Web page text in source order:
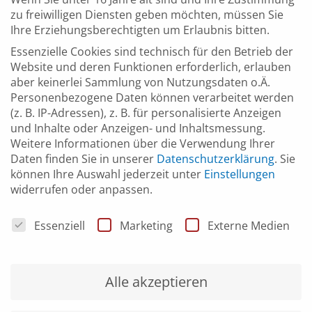
Vorreiterunternehmen im Bereich des Metaverse
kennenzulernen.
Zielgruppe
Unternehmen jeder Größe und aus allen Branchen und
Bereichen, Studierende sowie alle, die sich für virtuelle
Welten interessieren. Die Veranstaltung öffnet die Tore zu
einer Zukunft voller Möglichkeiten u.a. für Industrie,
Handwerk, Dienstleistung, Verwaltung, Start-ups,
Hochschulen und Schulen.
Jetzt die Potenziale des Metaverse erleben!
Hier geht es zur kostenlosen Anmeldung:
https://www.cyberlaend.eu/
zu freiwilligen Diensten geben möchten, müssen Sie
Ihre Erziehungsberechtigten um Erlaubnis bitten.
Essenzielle Cookies sind technisch für den Betrieb der
Website und deren Funktionen erforderlich, erlauben
aber keinerlei Sammlung von Nutzungsdaten o.Ä.
Personenbezogene Daten können verarbeitet werden
(z. B. IP-Adressen), z. B. für personalisierte Anzeigen
und Inhalte oder Anzeigen- und Inhaltsmessung.
Weitere Informationen über die Verwendung Ihrer
Daten finden Sie in unserer Datenschutzerklärung. Sie
können Ihre Auswahl jederzeit unter Einstellungen
widerrufen oder anpassen.
Datenschutzeinstellungen
Essenziell Marketing Externe Medien
Alle akzeptieren